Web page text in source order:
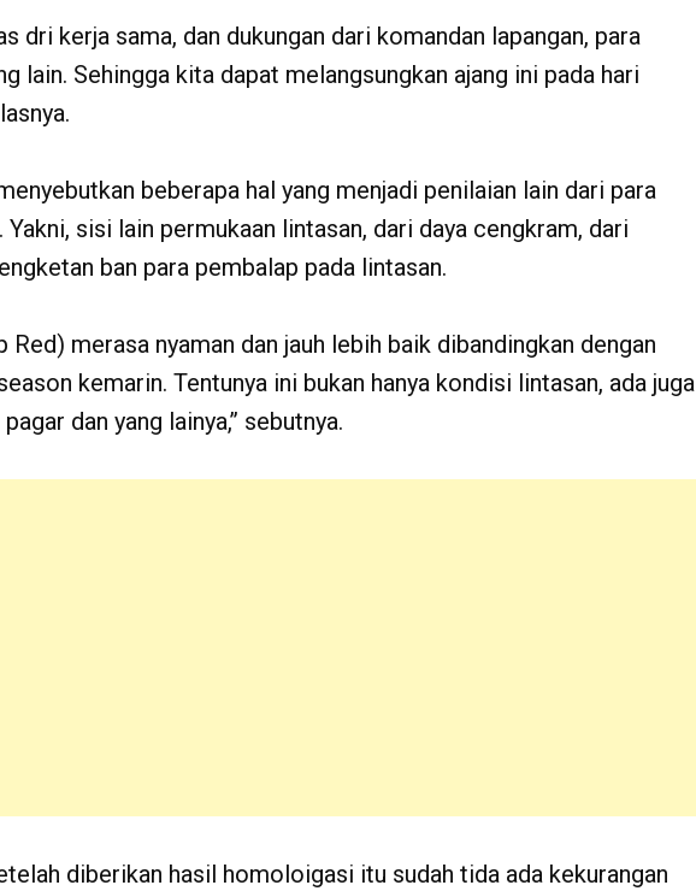
dri kerja sama, dan dukungan dari komandan lapangan, para
lain. Sehingga kita dapat melangsungkan ajang ini pada hari
beberapa hal yang menjadi penilaian lain dari para
sisi lain permukaan lintasan, dari daya cengkram, dari
ban para pembalap pada lintasan.
Red) merasa nyaman dan jauh lebih baik dibandingkan dengan
kemarin. Tentunya ini bukan hanya kondisi lintasan, ada juga
dan yang lainya,’’ sebutnya.
diberikan hasil homoloigasi itu sudah tida ada kekurangan